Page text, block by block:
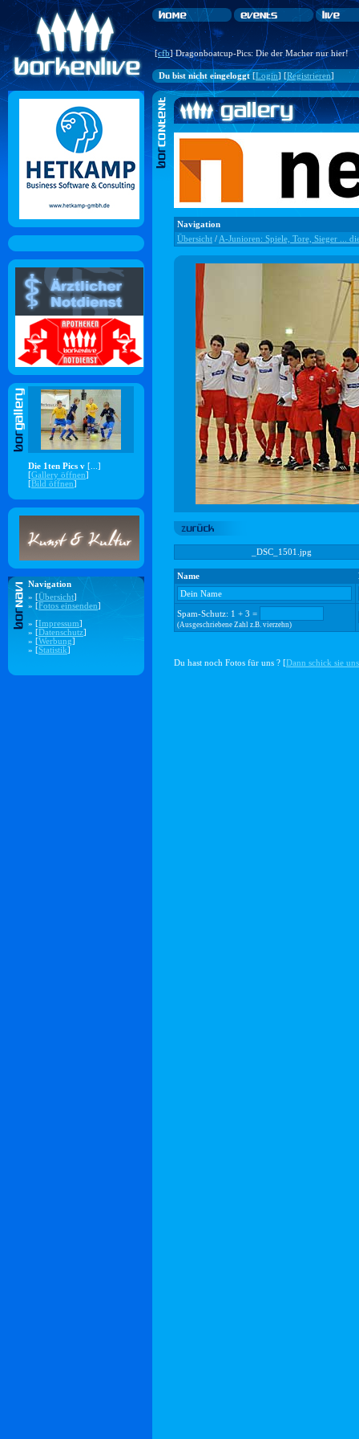
[cfb] Dragonboatcup-Pics: Die der Macher nur hier!
Du bist nicht eingeloggt[Login] [Registrieren]
Die 1ten Pics v [...]
[Gallery öffnen]
[Bild öffnen]
Navigation
» [Übersicht]
» [Fotos einsenden]
» [Impressum]
» [Datenschutz]
» [Werbung]
» [Statistik]
Navigation
Übersicht / A-Junioren: Spiele, Tore, Sieger ...
_DSC_1501.jpg
Name
Spam-Schutz: 1 + 3 =
(Ausgeschriebene Zahl z.B. vierzehn)
Du hast noch Fotos für uns ? [Dann schick sie uns